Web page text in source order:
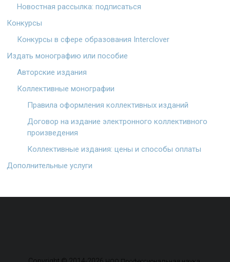
Новостная рассылка: подписаться
Конкурсы
Конкурсы в сфере образования Interclover
Издать монографию или пособие
Авторские издания
Коллективные монографии
Правила оформления коллективных изданий
Договор на издание электронного коллективного
произведения
Коллективные издания: цены и способы оплаты
Дополнительные услуги